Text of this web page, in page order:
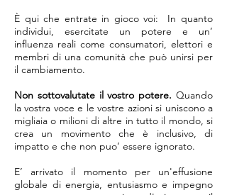
È qui che entrate in gioco voi: In quanto
individui, esercitate un potere e un’
influenza reali come consumatori, elettori e
membri di una comunità che può unirsi per
il cambiamento.
Non sottovalutate il vostro potere. Quando
la vostra voce e le vostre azioni si uniscono a
migliaia o milioni di altre in tutto il mondo, si
crea un movimento che è inclusivo, di
impatto e che non puo’ essere ignorato.
E’ arrivato il momento per un'effusione
globale di energia, entusiasmo e impegno